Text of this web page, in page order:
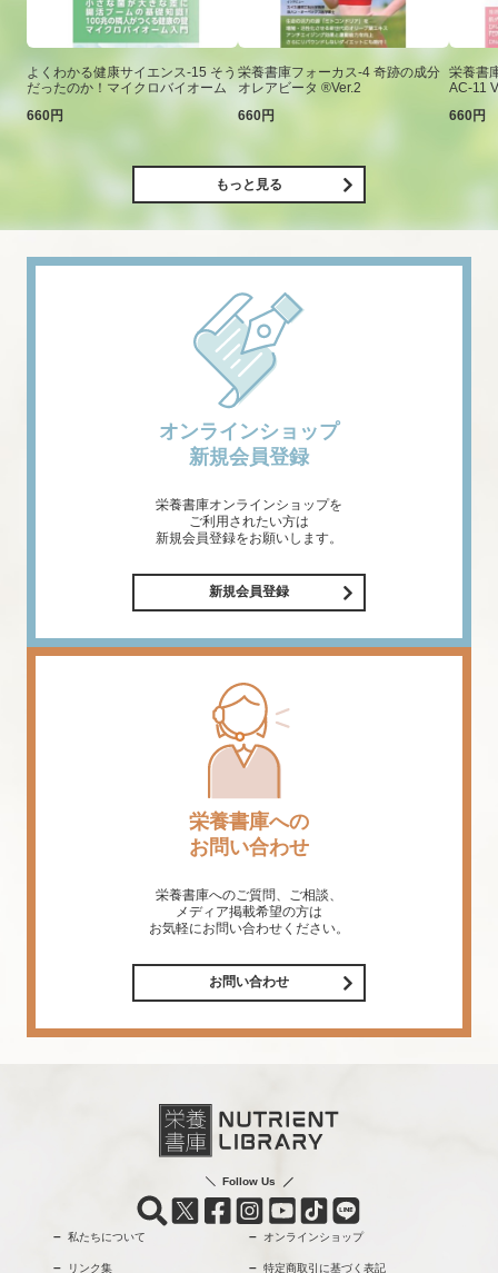
よくわかる健康サイエンス-15 そう
だったのか！マイクロバイオーム
660円
栄養書庫フォーカス-4 奇跡の成分
オレアビータ ®Ver.2
660円
栄養書
AC-11
660円
もっと見る
オンラインショップ
新規会員登録
栄養書庫オンラインショップを
ご利用されたい方は
新規会員登録をお願いします。
新規会員登録
栄養書庫への
お問い合わせ
栄養書庫へのご質問、ご相談、
メディア掲載希望の方は
お気軽にお問い合わせください。
お問い合わせ
Follow Us
私たちについて オンラインショップ
リンク集 特定商取引に基づく表記